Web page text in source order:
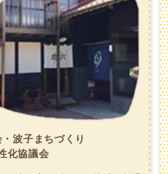
波子まちづくり
化協議会